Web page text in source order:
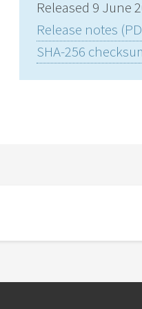
Released 9 June
Release notes
SHA-256